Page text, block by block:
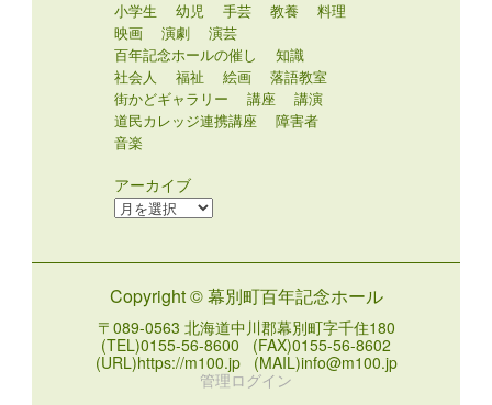
アーカイブ
ア
ー
カ
イ
ブ
Copyright © 幕別町百年記念ホール
〒089-0563 北海道中川郡幕別町字千住180
(TEL)0155-56-8600 (FAX)0155-56-8602
(URL)https://m100.jp (MAIL)info@m100.jp
管理ログイン